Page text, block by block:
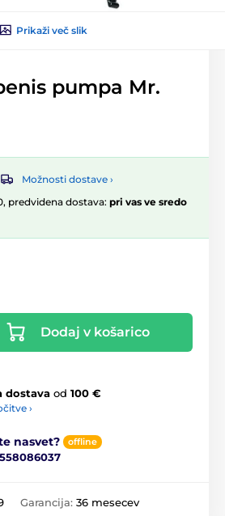
Prikaži več slik
pumpa Mr.
Možnosti dostave ›
predvidena dostava: pri vas ve sredo
Dodaj v košarico
dostava od 100 €
›
nasvet? offline
Garancija: 36 mesecev